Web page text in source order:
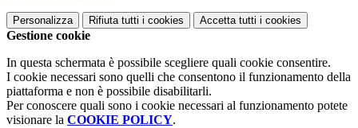
Personalizza Rifiuta tutti i cookies Accetta tutti i cookies
Gestione cookie
In questa schermata è possibile scegliere quali cookie consentire.
I cookie necessari sono quelli che consentono il funzionamento della
piattaforma e non è possibile disabilitarli.
Per conoscere quali sono i cookie necessari al funzionamento potete
visionare la COOKIE POLICY.